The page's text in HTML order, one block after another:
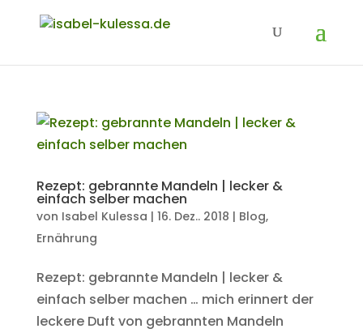
Rezept: gebrannte Mandeln | lecker &
einfach selber machen
von Isabel Kulessa | 16. Dez.. 2018 | Blog,
Ernährung
Rezept: gebrannte Mandeln | lecker &
einfach selber machen … mich erinnert der
leckere Duft von gebrannten Mandeln